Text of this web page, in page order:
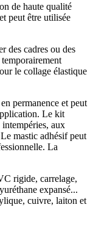
de haute qualité
peut être utilisée
des cadres ou des
le collage élastique
permanence et peut
Le kit
aux
mastic adhésif peut
La
rigide, carrelage,
expansé...
cuivre, laiton et